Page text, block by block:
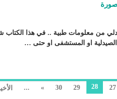
من معلومات طبية .. في هذا
او المستشفى او حتى …
27
28
29
30
»
...